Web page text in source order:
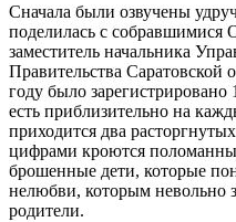
Сначала были озвучены
поделилась с собравшимися
заместитель начальника
Правительства Саратовской
году было зарегистрировано
есть приблизительно на
приходится два
цифрами кроются
брошенные дети, которые
нелюбви, которым невольно
родители.